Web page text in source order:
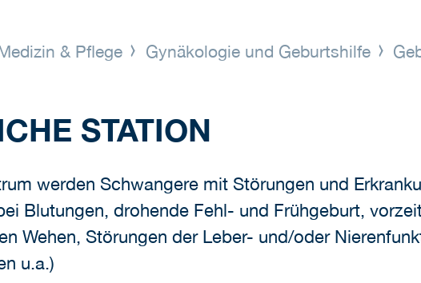
& Pflege Gynäkologie und Geburtshilfe
STATION
werden Schwangere mit Störungen und
Blutungen, drohende Fehl- und Frühgeburt,
Wehen, Störungen der Leber- und/oder
u.a.)